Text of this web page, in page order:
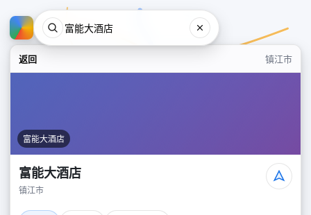
返回 镇江市
富能大酒店
富能大酒店
镇江市